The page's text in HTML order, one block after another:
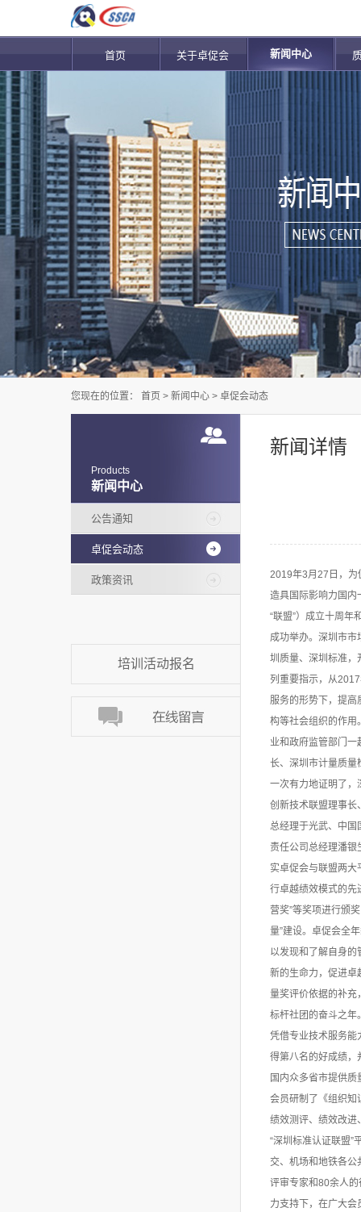
首页 关于卓促会 新闻中心
新闻中心
Products
公告通知
卓促会动态
政策资讯
培训活动报名
新闻详情
您现在的位置： 首页 > 新闻中心 > 卓促会动态
2019年3月27日，为
造具国际影响力国内
“联盟”）成立十周年
成功举办。深圳市
圳质量、深圳标准，
列重要指示，从
服务的形势下，提高
构等社会组织的作用
业和政府监管部门一
长、深圳市计量质量
一次有力地证明了，
创新技术联盟理事长
总经理于光武、中国
责任公司总经理潘银
实卓促会与联盟两
行卓越绩效模式的先
营奖”等奖项进行颁
量”建设。卓促会全
以发现和了解自身的
新的生命力，促进卓
量奖评价依据的补充
标杆社团的奋斗之年
凭借专业技术服务能
得第八名的好成绩，
国内众多省市提供
会员研制了《组织知
绩效测评、绩效改进
“深圳标准认证联盟”
交、机场和地铁各公
评审专家和80余人
力支持下，在广大